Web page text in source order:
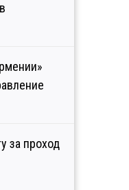
за проход